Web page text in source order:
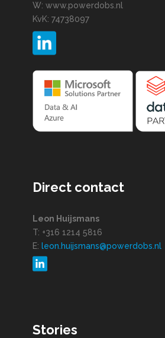
W: www.powerdobs.nl
KvK: 74738097
Direct contact
Leon Huijsmans
T: +316 1214 5816
E: leon.huijsmans@powerdobs.nl
Stories